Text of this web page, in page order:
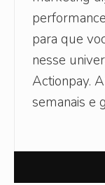
para que
nesse
Actionpay.
semanais e